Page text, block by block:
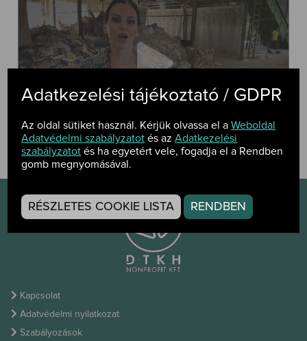
Adatkezelési tájékoztató / GDPR
Az oldal sütiket használ. Kérjük olvassa el aWeboldal
Adatvédelmi szabályzatot és azAdatkezelési
szabályzatot és ha egyetért vele, fogadja el a Rendben
gomb megnyomásával.
RÉSZLETES COOKIE LISTA RENDBEN
Kapcsolat
Adatvédelmi nyilatkozat
Szabályozások